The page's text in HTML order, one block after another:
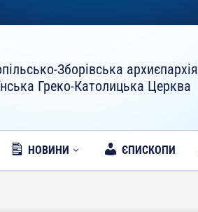
Зборівська архиєпархія
Греко-Католицька Церква
НОВИНИ ЄПИСКОПИ